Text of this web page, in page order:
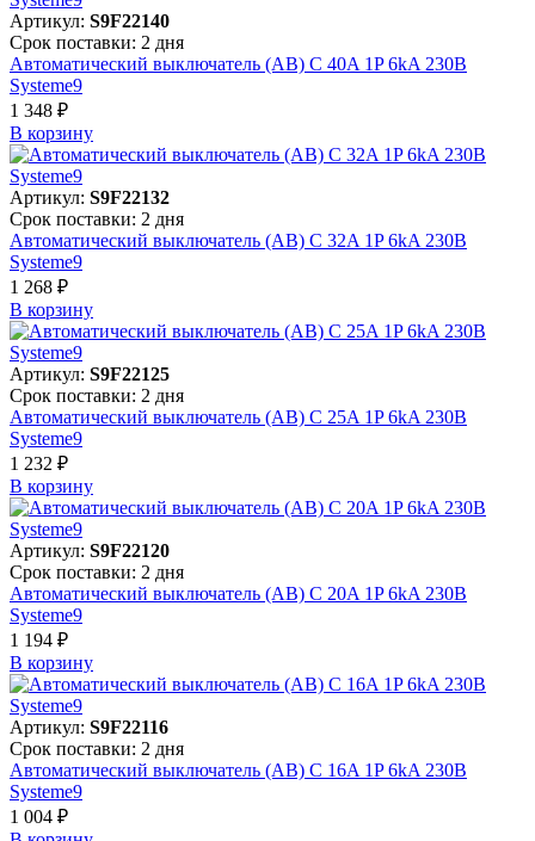
Артикул: S9F22140
Срок поставки: 2 дня
Автоматический выключатель (АВ) C 40A 1P 6kA 230В
Systeme9
1 348 ₽
В корзинy
Артикул: S9F22132
Срок поставки: 2 дня
Автоматический выключатель (АВ) C 32A 1P 6kA 230В
Systeme9
1 268 ₽
В корзинy
Артикул: S9F22125
Срок поставки: 2 дня
Автоматический выключатель (АВ) C 25A 1P 6kA 230В
Systeme9
1 232 ₽
В корзинy
Артикул: S9F22120
Срок поставки: 2 дня
Автоматический выключатель (АВ) C 20A 1P 6kA 230В
Systeme9
1 194 ₽
В корзинy
Артикул: S9F22116
Срок поставки: 2 дня
Автоматический выключатель (АВ) C 16A 1P 6kA 230В
Systeme9
1 004 ₽